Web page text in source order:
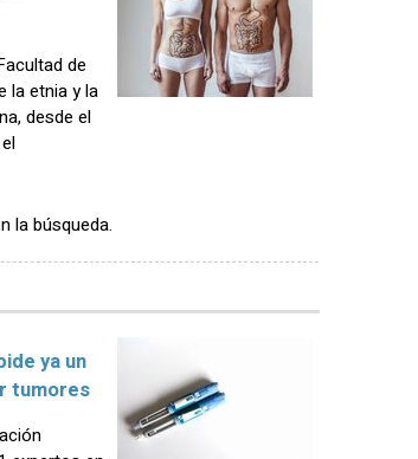
de
la etnia y la
desde el
la búsqueda.
ya un
tumores